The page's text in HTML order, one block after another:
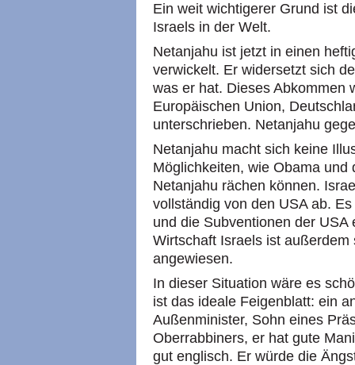
Ein weit wichtigerer Grund ist
Israels in der Welt.
Netanjahu ist jetzt in einen
verwickelt. Er widersetzt sich
was er hat. Dieses Abkommen
Europäischen Union,
unterschrieben. Netanjahu
Netanjahu macht sich keine
Möglichkeiten, wie Obama
Netanjahu rächen können.
vollständig von den USA ab.
und die Subventionen der
Wirtschaft Israels ist
angewiesen.
In dieser Situation wäre es
ist das ideale Feigenblatt: ein
Außenminister, Sohn eines
Oberrabbiners, er hat gute
gut englisch. Er würde die